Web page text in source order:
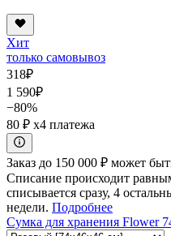
Хит
только самовывоз
318₽
1 590₽
−80%
80 ₽ x4 платежа
Заказ до 150 000 ₽ может
Списание происходит
списывается сразу, 4
недели. Подробнее
Сумка для хранения Flower